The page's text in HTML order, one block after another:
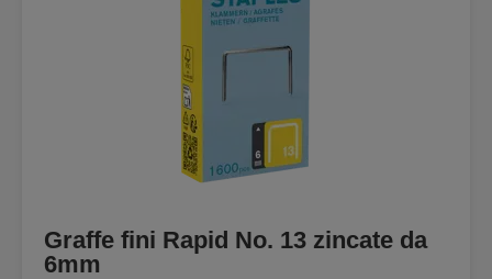
Graffe fini Rapid No. 13 zincate da
6mm